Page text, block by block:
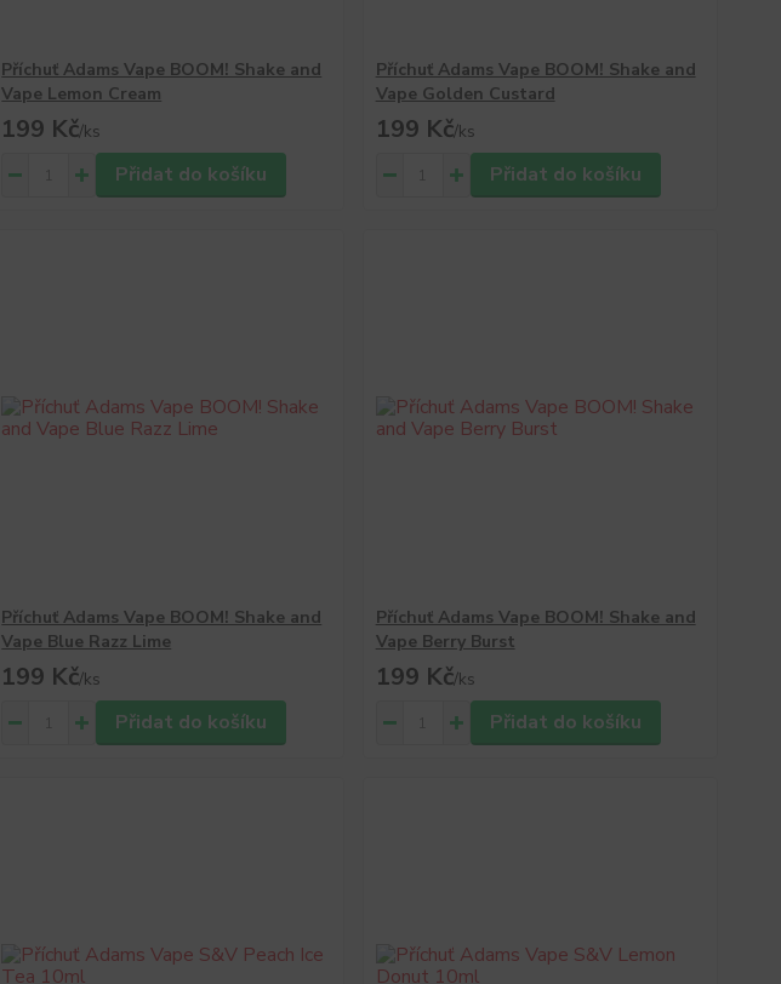
Příchuť Adams Vape BOOM! Shake and
Vape Lemon Cream
199 Kč/ks
Přidat do košíku
Příchuť Adams Vape BOOM! Shake and
Vape Golden Custard
199 Kč/ks
Přidat do košíku
Příchuť Adams Vape BOOM! Shake and
Vape Blue Razz Lime
199 Kč/ks
Přidat do košíku
Příchuť Adams Vape BOOM! Shake and
Vape Berry Burst
199 Kč/ks
Přidat do košíku